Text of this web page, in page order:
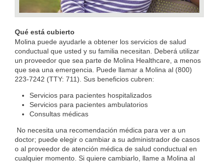
Qué está cubierto
Molina puede ayudarle a obtener los servicios de salud
conductual que usted y su familia necesitan. Deberá utilizar
un proveedor que sea parte de Molina Healthcare, a menos
que sea una emergencia. Puede llamar a Molina al (800)
223-7242 (TTY: 711). Sus beneficios cubren:
Servicios para pacientes hospitalizados
Servicios para pacientes ambulatorios
Consultas médicas
No necesita una recomendación médica para ver a un
doctor; puede elegir o cambiar a su administrador de casos
o al proveedor de atención médica de salud conductual en
cualquier momento. Si quiere cambiarlo, llame a Molina al